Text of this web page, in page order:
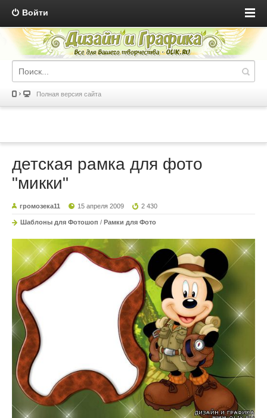
Войти
Полная версия сайта
детская рамка для фото
"микки"
громозека11 15 апреля 2009 2 430
Шаблоны для Фотошоп / Рамки для Фото